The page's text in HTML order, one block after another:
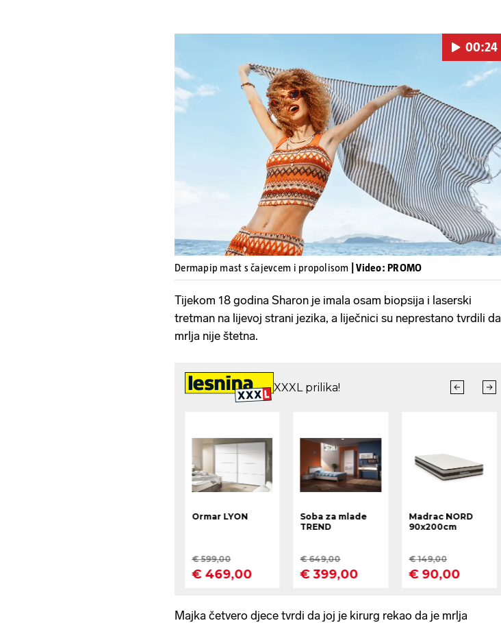
Pokretanje videa...
00:24
Dermapip mast s čajevcem i propolisom | Video: PROMO
Tijekom 18 godina Sharon je imala osam biopsija i laserski
tretman na lijevoj strani jezika, a liječnici su neprestano tvrdili da
mrlja nije štetna.
Majka četvero djece tvrdi da joj je kirurg rekao da je mrlja